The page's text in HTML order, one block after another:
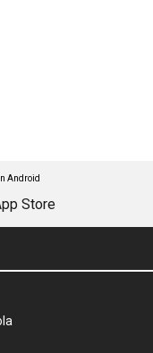
Android